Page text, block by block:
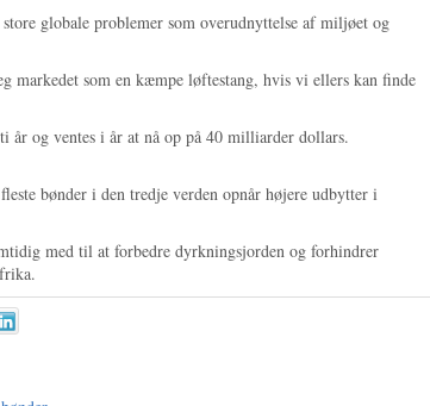
globale problemer som overudnyttelse af miljøet og
markedet som en kæmpe løftestang, hvis vi ellers kan finde
år og ventes i år at nå op på 40 milliarder dollars.
bønder i den tredje verden opnår højere udbytter i
med til at forbedre dyrkningsjorden og forhindrer